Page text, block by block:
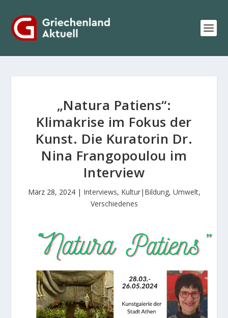
„Natura Patiens“:
Klimakrise im Fokus der
Kunst. Die Kuratorin Dr.
Nina Frangopoulou im
Interview
März 28, 2024| Interviews, Kultur|Bildung, Umwelt,
Verschiedenes